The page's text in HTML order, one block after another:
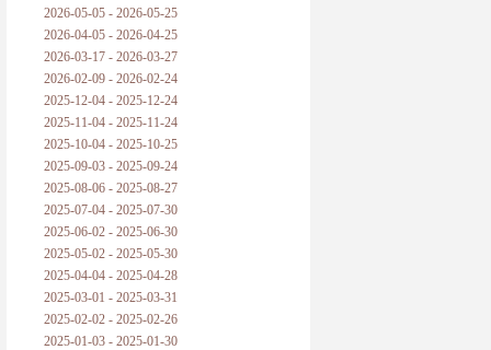
2026-05-05 - 2026-05-25
2026-04-05 - 2026-04-25
2026-03-17 - 2026-03-27
2026-02-09 - 2026-02-24
2025-12-04 - 2025-12-24
2025-11-04 - 2025-11-24
2025-10-04 - 2025-10-25
2025-09-03 - 2025-09-24
2025-08-06 - 2025-08-27
2025-07-04 - 2025-07-30
2025-06-02 - 2025-06-30
2025-05-02 - 2025-05-30
2025-04-04 - 2025-04-28
2025-03-01 - 2025-03-31
2025-02-02 - 2025-02-26
2025-01-03 - 2025-01-30